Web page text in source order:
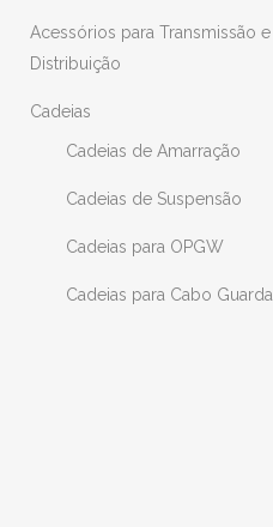
Acessórios para Transmissão e
Distribuição
Cadeias
Cadeias de Amarração
Cadeias de Suspensão
Cadeias para OPGW
Cadeias para Cabo Guarda